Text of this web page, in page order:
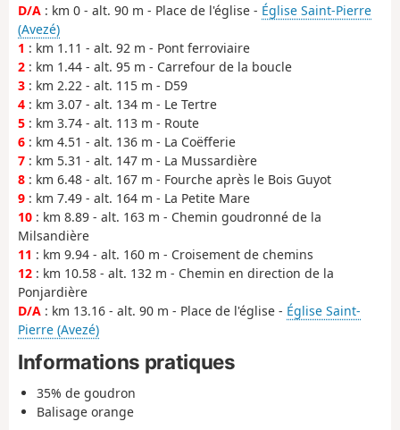
D/A : km 0 - alt. 90 m - Place de l'église - Église Saint-Pierre
(Avezé)
1 : km 1.11 - alt. 92 m - Pont ferroviaire
2 : km 1.44 - alt. 95 m - Carrefour de la boucle
3 : km 2.22 - alt. 115 m - D59
4 : km 3.07 - alt. 134 m - Le Tertre
5 : km 3.74 - alt. 113 m - Route
6 : km 4.51 - alt. 136 m - La Coëfferie
7 : km 5.31 - alt. 147 m - La Mussardière
8 : km 6.48 - alt. 167 m - Fourche après le Bois Guyot
9 : km 7.49 - alt. 164 m - La Petite Mare
10 : km 8.89 - alt. 163 m - Chemin goudronné de la
Milsandière
11 : km 9.94 - alt. 160 m - Croisement de chemins
12 : km 10.58 - alt. 132 m - Chemin en direction de la
Ponjardière
D/A : km 13.16 - alt. 90 m - Place de l'église - Église Saint-
Pierre (Avezé)
Informations pratiques
35% de goudron
Balisage orange